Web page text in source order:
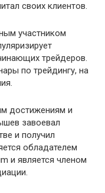
своих клиентов.
участником
трейдеров.
по трейдингу, на
достижениям и
завоевал
и получил
обладателем
и является членом